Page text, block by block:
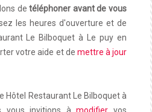
detéléphoner avant de vous
les heures d'ouverture et de
Le Bilboquet à Le puy en
votre aide et de mettre à jour
Hôtel Restaurant Le Bilboquet à